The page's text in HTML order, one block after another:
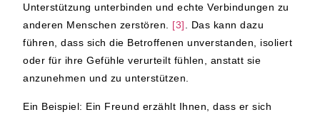
Unterstützung unterbinden und echte Verbindungen zu
anderen Menschen zerstören. [3]. Das kann dazu
führen, dass sich die Betroffenen unverstanden, isoliert
oder für ihre Gefühle verurteilt fühlen, anstatt sie
anzunehmen und zu unterstützen.
Ein Beispiel: Ein Freund erzählt Ihnen, dass er sich